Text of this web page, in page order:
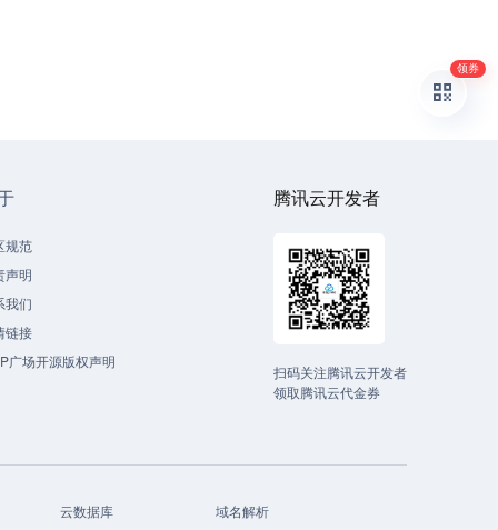
规范
声明
我们
链接
广场开源版权声明
腾讯云开发者
扫码关注腾讯云开发者
领取腾讯云代金券
云数据库
域名解析
领券